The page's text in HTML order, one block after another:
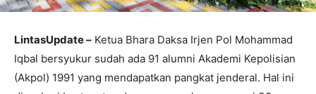
LintasUpdate – Ketua Bhara Daksa Irjen Pol Mohammad
Iqbal bersyukur sudah ada 91 alumni Akademi Kepolisian
(Akpol) 1991 yang mendapatkan pangkat jenderal. Hal ini